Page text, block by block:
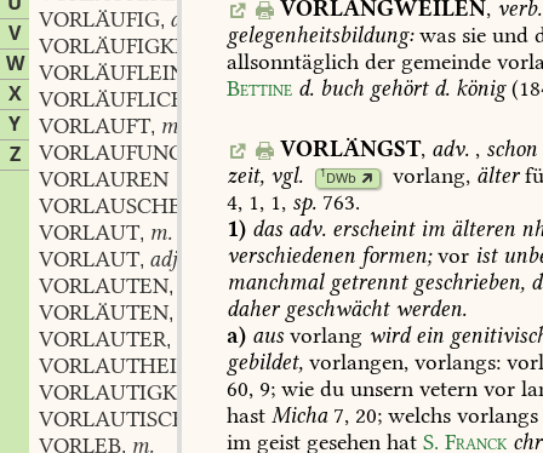
V
W
X
Y
Z
VORLÄUFIG, adj.
VORLÄUFIGKEIT
f.
VORLÄUFLEIN
VORLÄUFLICH
adj.
VORLAUFT, m.
VORLAUFUNG
VORLAUREN
VORLAUSCHEN
verb.
VORLAUT, m.
VORLAUT, adj.
VORLAUTEN,
VORLÄUTEN,
VORLAUTER,
VORLAUTHEIT
VORLAUTIGKEIT
f.
VORLAUTISCH
adj.
VORLEB, m.
VORLANGWEILEN, verb.
gelegenheitsbildung:was sie und
allsonntäglich der gemeinde
Bettine d. buch gehörtd. könig
VORLÄNGST, adv. , schon
zeit, vgl. 1DWb vorlang, älter
4, 1, 1, sp. 763.
1) das adv. erscheintim älteren
verschiedenen formen;vor ist
manchmalgetrenntgeschrieben,
dahergeschwächtwerden.
a) aus vorlang wirdein
gebildet, vorlangen, vorlangs:
60, 9; wie du unsern vetern vor
hast Micha 7, 20; welchs vorlangs
im geist gesehen hat S. Franck